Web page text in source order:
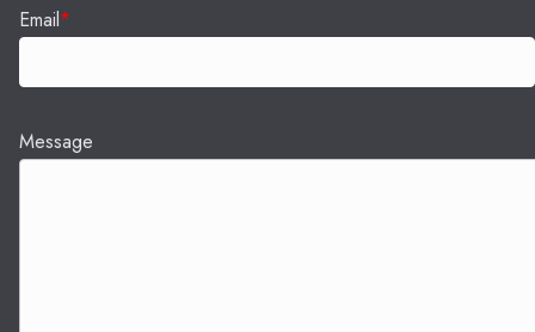
Email*
Message